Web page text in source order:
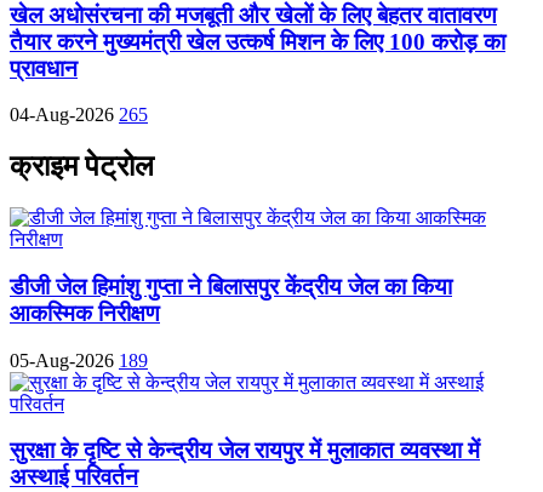
खेल अधोसंरचना की मजबूती और खेलों के लिए बेहतर वातावरण
तैयार करने मुख्यमंत्री खेल उत्कर्ष मिशन के लिए 100 करोड़ का
प्रावधान
04-Aug-2026 265
क्राइम पेट्रोल
डीजी जेल हिमांशु गुप्ता ने बिलासपुर केंद्रीय जेल का किया
आकस्मिक निरीक्षण
05-Aug-2026 189
सुरक्षा के दृष्टि से केन्द्रीय जेल रायपुर में मुलाकात व्यवस्था में
अस्थाई परिवर्तन